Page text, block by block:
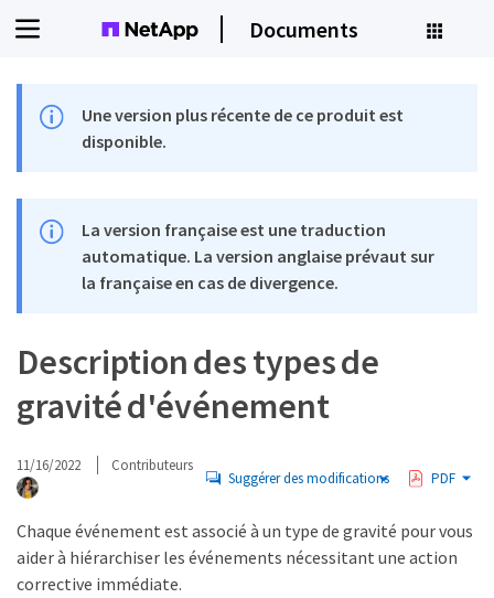
Documents
Une version plus récente de ce produit est
disponible.
La version française est une traduction
automatique. La version anglaise prévaut sur
la française en cas de divergence.
Description des types de
gravité d'événement
11/16/2022 Contributeurs
Suggérer des modifications PDF
Chaque événement est associé à un type de gravité pour vous
aider à hiérarchiser les événements nécessitant une action
corrective immédiate.